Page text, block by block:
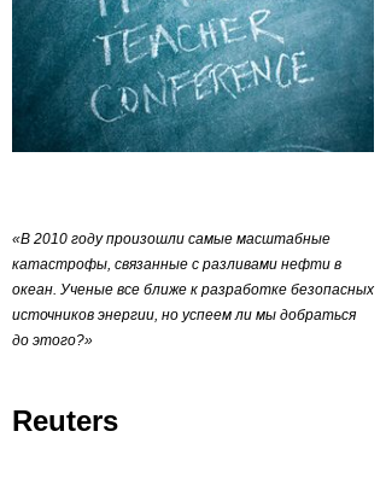
«В 2010 году произошли самые масштабные
катастрофы, связанные с разливами нефти в
океан. Ученые все ближе к разработке безопасных
источников энергии, но успеем ли мы добраться
до этого?»
Reuters